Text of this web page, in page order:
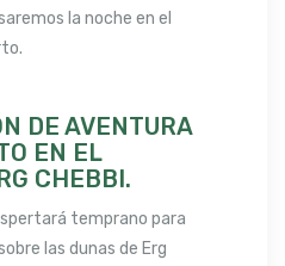
la noche en el
DE AVENTURA
EN EL
CHEBBI.
temprano para
las dunas de Erg